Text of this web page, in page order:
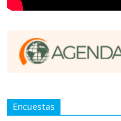
Encuestas